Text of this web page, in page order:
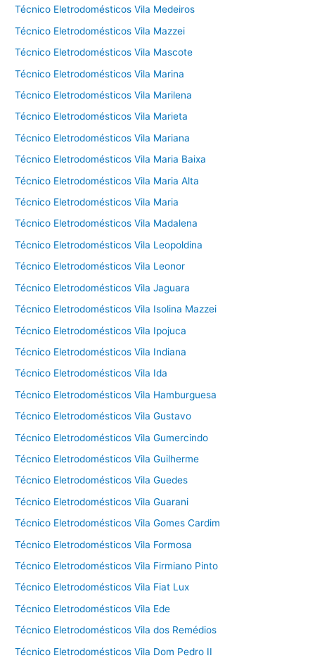
Técnico Eletrodomésticos Vila Medeiros
Técnico Eletrodomésticos Vila Mazzei
Técnico Eletrodomésticos Vila Mascote
Técnico Eletrodomésticos Vila Marina
Técnico Eletrodomésticos Vila Marilena
Técnico Eletrodomésticos Vila Marieta
Técnico Eletrodomésticos Vila Mariana
Técnico Eletrodomésticos Vila Maria Baixa
Técnico Eletrodomésticos Vila Maria Alta
Técnico Eletrodomésticos Vila Maria
Técnico Eletrodomésticos Vila Madalena
Técnico Eletrodomésticos Vila Leopoldina
Técnico Eletrodomésticos Vila Leonor
Técnico Eletrodomésticos Vila Jaguara
Técnico Eletrodomésticos Vila Isolina Mazzei
Técnico Eletrodomésticos Vila Ipojuca
Técnico Eletrodomésticos Vila Indiana
Técnico Eletrodomésticos Vila Ida
Técnico Eletrodomésticos Vila Hamburguesa
Técnico Eletrodomésticos Vila Gustavo
Técnico Eletrodomésticos Vila Gumercindo
Técnico Eletrodomésticos Vila Guilherme
Técnico Eletrodomésticos Vila Guedes
Técnico Eletrodomésticos Vila Guarani
Técnico Eletrodomésticos Vila Gomes Cardim
Técnico Eletrodomésticos Vila Formosa
Técnico Eletrodomésticos Vila Firmiano Pinto
Técnico Eletrodomésticos Vila Fiat Lux
Técnico Eletrodomésticos Vila Ede
Técnico Eletrodomésticos Vila dos Remédios
Técnico Eletrodomésticos Vila Dom Pedro II